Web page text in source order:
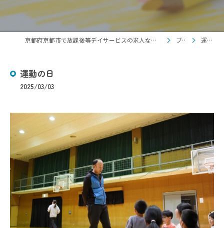
京都府京都市で放課後等デイサービスの求人なら放課後等デイサービス キッズ・フィールド ブログ 運動の日
運動の日
2025/03/03